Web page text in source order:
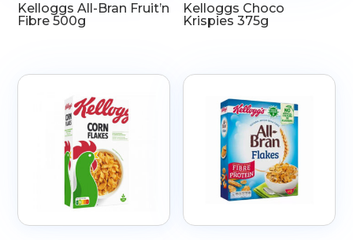
Kelloggs All-Bran Fruit’n
Fibre 500g
Kelloggs Choco
Krispies 375g